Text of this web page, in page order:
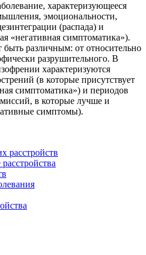
характеризующееся
эмоциональности,
(распада) и
«негативная симптоматика»).
различным: от относительно
разрушительного. В
характеризуются
(в которые присутствует
симптоматика») и периодов
в которые лучше и
симптомы).
расстройств